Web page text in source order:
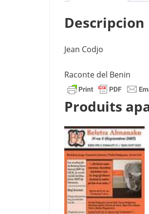
Descripcion
Jean Codjo
Raconte del Benin
Produits